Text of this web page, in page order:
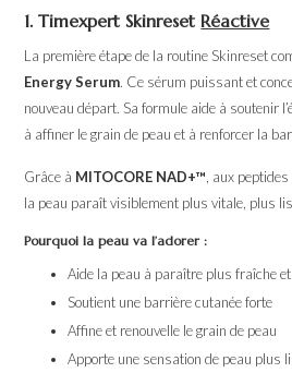
1. Timexpert SkinresetRéactive
La première étape de la routine Skinreset
Energy Serum. Ce sérum puissant et
nouveau départ. Sa formule aide à soutenir
à affiner le grain de peau et à renforcer la
Grâce à MITOCORE NAD+™ , aux
la peau paraît visiblement plus vitale, plus
Pourquoi la peau va l’adorer :
Aide la peau à paraître plus fraîche
Soutient une barrière cutanée forte
Affine et renouvelle le grain de peau
Apporte une sensation de peau plus